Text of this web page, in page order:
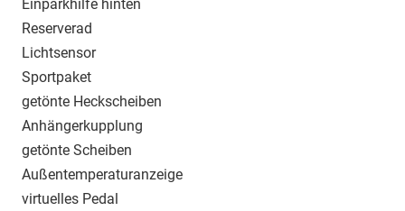
Einparkhilfe hinten
Reserverad
Lichtsensor
Sportpaket
getönte Heckscheiben
Anhängerkupplung
getönte Scheiben
Außentemperaturanzeige
virtuelles Pedal